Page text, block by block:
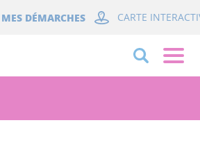
MES DÉMARCHES CARTE